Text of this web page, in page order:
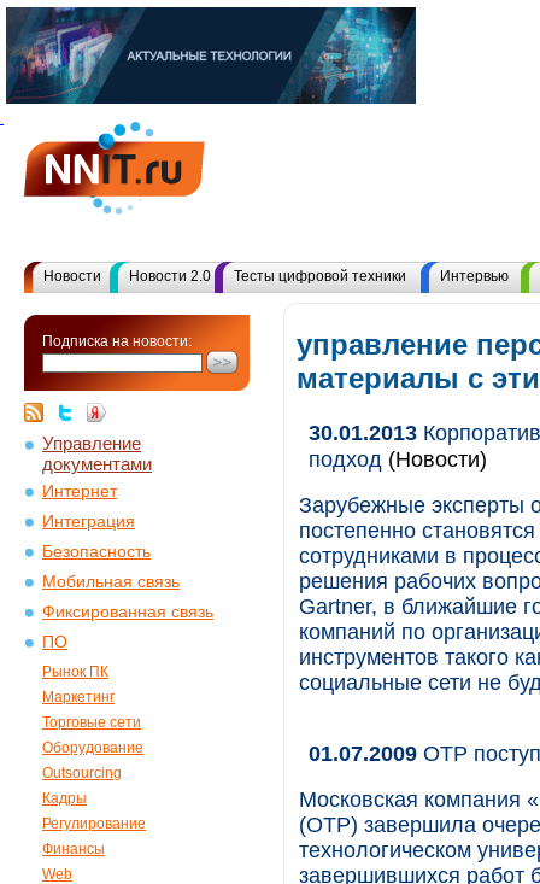
Новости Новости 2.0 Тесты цифровой техники Интервью
Подписка на новости:
Управление
документами
Интернет
Интеграция
Безопасность
Мобильная связь
Фиксированная связь
ПО
Рынок ПК
Маркетинг
Торговые сети
Оборудование
Outsourcing
Кадры
Регулирование
Финансы
Web
управление
материалы с
30.01.2013
подход (Новости)
Зарубежные эксперты
постепенно
сотрудниками в
решения рабочих
Gartner, в ближайшие
компаний по
инструментов такого
социальные сети не
01.07.2009 ОТР
Московская компания
(ОТР) завершила
технологическом
завершившихся работ